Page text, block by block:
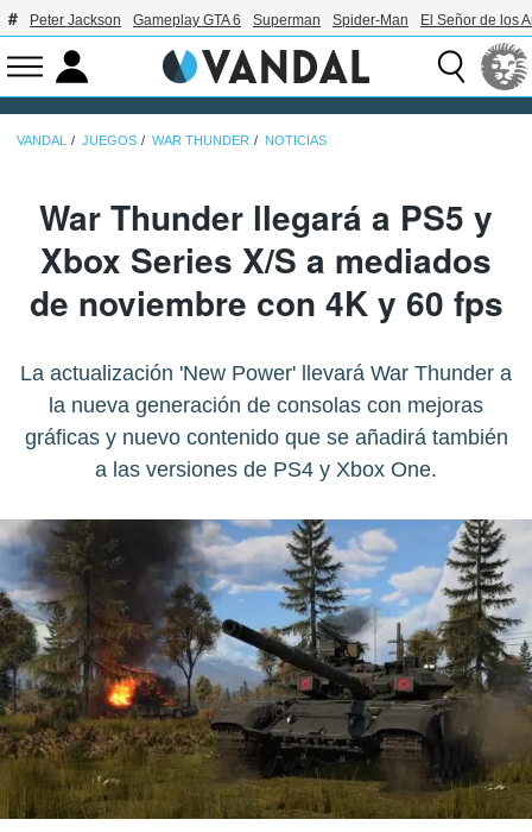
Peter Jackson Gameplay GTA 6 Superman Spider-Man El Señor de los
VANDAL JUEGOS WAR THUNDER NOTICIAS
War Thunder llegará a PS5 y
Xbox Series X/S a mediados
de noviembre con 4K y 60 fps
La actualización 'New Power' llevará War Thunder a
la nueva generación de consolas con mejoras
gráficas y nuevo contenido que se añadirá también
a las versiones de PS4 y Xbox One.